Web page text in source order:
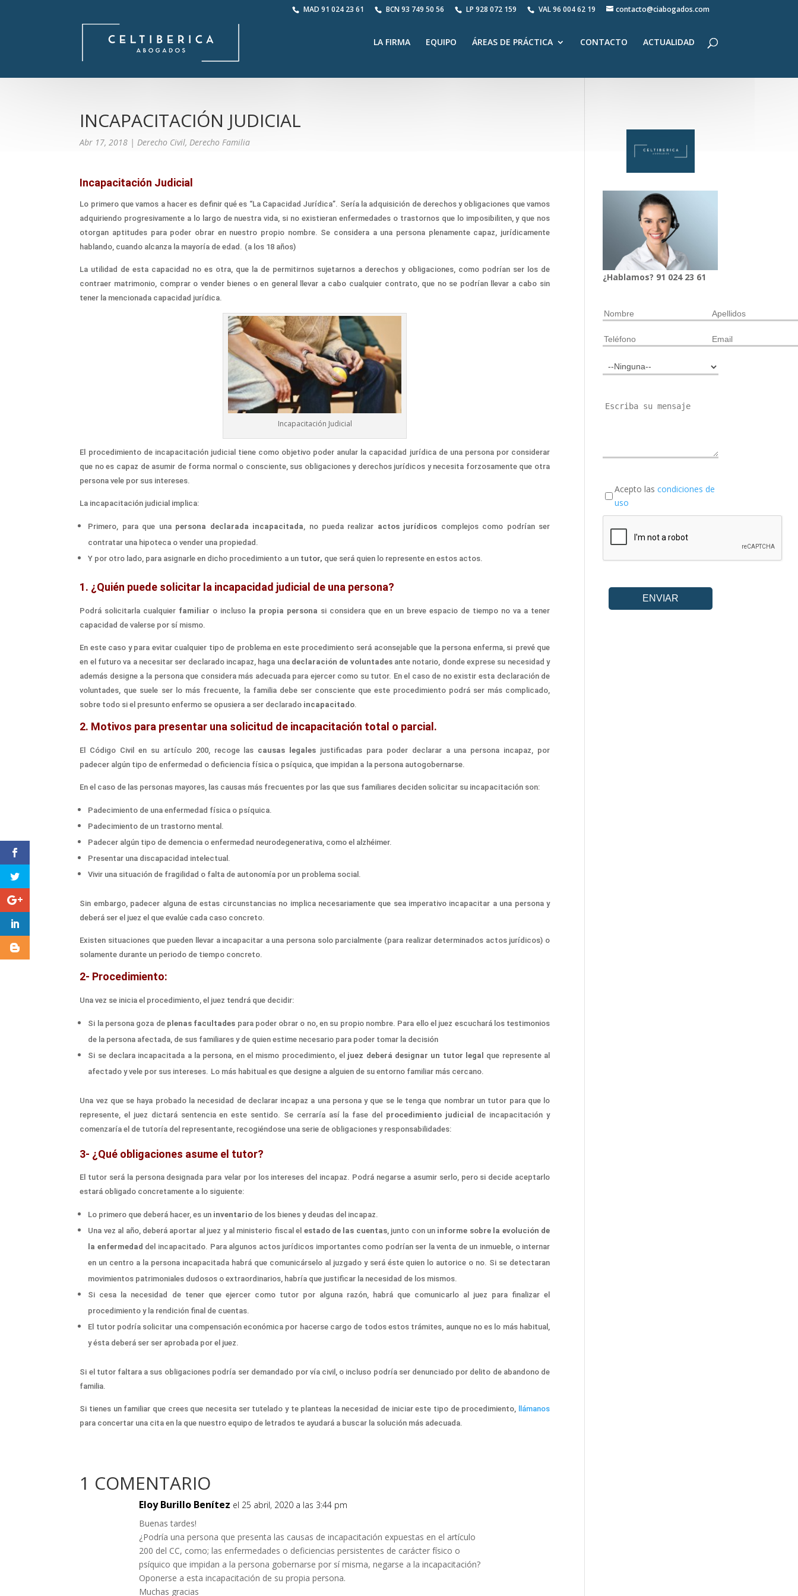
MAD 91 024 23 61 BCN93 749 50 56 LP 928 072 159 VAL96 004 62 19 contacto@ciabogados.com
LA FIRMA EQUIPO ÁREAS DE PRÁCTICA CONTACTO ACTUALIDAD
INCAPACITACIÓN JUDICIAL
Abr 17, 2018 |Derecho Civil,Derecho Familia
Incapacitación Judicial
Lo primero que vamos a hacer es definir qué es “La Capacidad Jurídica”. Sería la adquisición de derechos y obligaciones que vamos
adquiriendo progresivamente a lo largo de nuestra vida, si no existieran enfermedades o trastornos que lo imposibiliten,y que nos
otorgan aptitudes para poder obrar en nuestro propio nombre. Se considera a una persona plenamente capaz, jurídicamente
hablando, cuando alcanza la mayoría de edad. (a los 18 años)
La utilidad de esta capacidad no es otra, que la de permitirnos sujetarnos a derechos y obligaciones, como podrían ser los de
contraer matrimonio, comprar o venderbienes o en general llevar a cabo cualquier contrato, que no se podrían llevar a cabo sin
tener la mencionada capacidad jurídica.
Incapacitación Judicial
E l procedimiento de incapacitación judicial tiene como objetivo poder anular la capacidad jurídicade una persona por considerar
que noes capaz deasumir de forma normal o consciente, sus obligaciones y derechos jurídicos y necesita forzosamente que otra
persona vele por sus intereses.
La incapacitación judicial implica:
Primero, para que una persona declarada incapacitada, no pueda realizar actos jurídicos complejos como podrían ser
contratar una hipoteca o vender una propiedad.
Y por otro lado, para asignarle en dicho procedimiento a un tutor, que será quien lo represente en estos actos.
1. ¿Quién puede solicitar la incapacidad judicial de una persona?
Podrá solicitarla cualquier familiar o incluso la propia persona si considera que en un breve espacio de tiempo no va a tener
capacidad de valerse por sí mismo.
En este caso y para evitar cualquier tipo de problema en este procedimiento será aconsejableque la persona enferma, si prevéque
en el futurova anecesitar ser declarado incapaz, haga una declaración de voluntades ante notario, dondeexprese su necesidad y
además designe a la persona que considera más adecuada para ejercer como su tutor. Enel caso de no existir esta declaración de
voluntades, que suele serlo más frecuente, la familia debe ser consciente que este procedimiento podrá ser más complicado,
sobre todo si el presunto enfermo se opusiera a ser declarado incapacitado.
2. Motivos para presentar una solicitud de incapacitación total o parcial.
El Código Civilen su artículo 200, recoge las causas legales justificadas para poder declarar auna persona incapaz, por
padecer algún tipo deenfermedad o deficiencia física o psíquica, que impid an a la persona autogobernarse.
En el caso de las personas mayores, las causas más frecuentes por las que sus familiares deciden solicitar su incapacitación son:
Padecimiento de una enfermedad física o psíquica.
Padecimiento de un trastorno mental.
Padecer algún tipo de demencia o enfermedad neurodegenerativa, como el alzhéimer.
Presentar una discapacidad intelectual.
Vivir una situación de fragilidad o falta de autonomía por un problema social.
Sin embargo, padecer alguna de estas circunstancias no implica necesariamente que sea imperativo incapacitar a una persona y
deberá ser el juez el que evalúe cada caso concreto.
Existen situaciones que pueden llevar a incapacitar a una persona solo parcialmente (para realizar determinados actos jurídicos) o
solamente durante un periodo de tiempo concreto.
2- Procedimiento:
Unavez se iniciael procedimiento, el juez tendrá que decidir:
Si la persona goza de plenas facultades para poder obrar o no,en su propio nombre. Para ello el juez escuchará los testimonios
de la persona afectada, de sus familiares y de quien estime necesario para poder tomar la decisión
Si se declara incapacitada ala persona, en el mismo procedimiento, el juez deberá designar un tutor legal
que represente al
afectado y vele por sus intereses. Lo más habitual es que designe a alguien de su entorno familiar más cercano.
Una vez que se haya probado la necesidad de declarar incapaz a una personay que se le tenga que nombrar un tutor para que lo
represente, el juez dictarásentencia en este sentido. Se cerraría así la fase del procedimiento judicial
de incapacitación y
comenzaría el de tutoría del representante, recogiéndose una serie de obligaciones y responsabilidades:
3- ¿Qué obligaciones asume el tutor?
E l tutor será la persona designada para velar porlos intereses del incapaz. Podrá negarse a asumir serlo, pero si decide aceptarlo
estará obligado concretamente a lo siguiente:
Lo primero que deberá hacer, es un inventario de los bienes y deudas del incapaz.
Una vez al año,deberá aportar al juez y al ministerio fiscalel estado de las cuentas, junto con un informe sobre la evolución de
la enfermedad del incapacitado. Para algunos actos jurídicos importantes como podrían ser la venta de un inmueble, o internar
en un centro a la persona incapacitada habrá que comunicárselo al juzgado y será éste quien lo autorice o no. Si se detectaran
movimientos patrimoniales dudosos o extraordinarios, habría que justificar la necesidad de los mismos.
Si cesa la necesidad de tener que ejercer como tutor por alguna razón, habrá que comunicarlo al juez para finalizar el
procedimientoyla rendición final de cuentas.
E l tutor podría solicitar una compensación económica por hacerse cargo de todos estos trámites, aunque no es lo más habitual,
y ésta deberá ser ser aprobada por el juez.
Si el tutor faltara a sus obligaciones podría ser demandado por vía civil, o incluso podría ser denunciado por delito de abandono de
familia.
Si tienes un familiar que crees que necesita ser tutelado y te planteas la necesidad de iniciar este tipo de procedimiento,
llámanos
para concertar una cita en la que nuestro equipo de letrados te ayudará a buscar la solución más adecuada.
1 COMENTARIO
Eloy Burillo Benítez el 25 abril, 2020 a las 3:44 pm
Buenas tardes!
¿Podría una persona que presenta las causas de incapacitación expuestas en el artículo
200 del CC, como; las enfermedades o deficiencias persistentes de carácter físico o
psíquico que impidan a la persona gobernarse por sí misma, negarse a la incapacitación?
Oponerse a esta incapacitación de su propia persona.
Muchas gracias
¿Hablamos? 91 024 23 61
Acepto lascondiciones de
uso